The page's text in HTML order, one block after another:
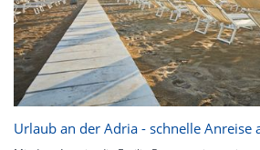
Urlaub an der Adria - schnelle Anreise